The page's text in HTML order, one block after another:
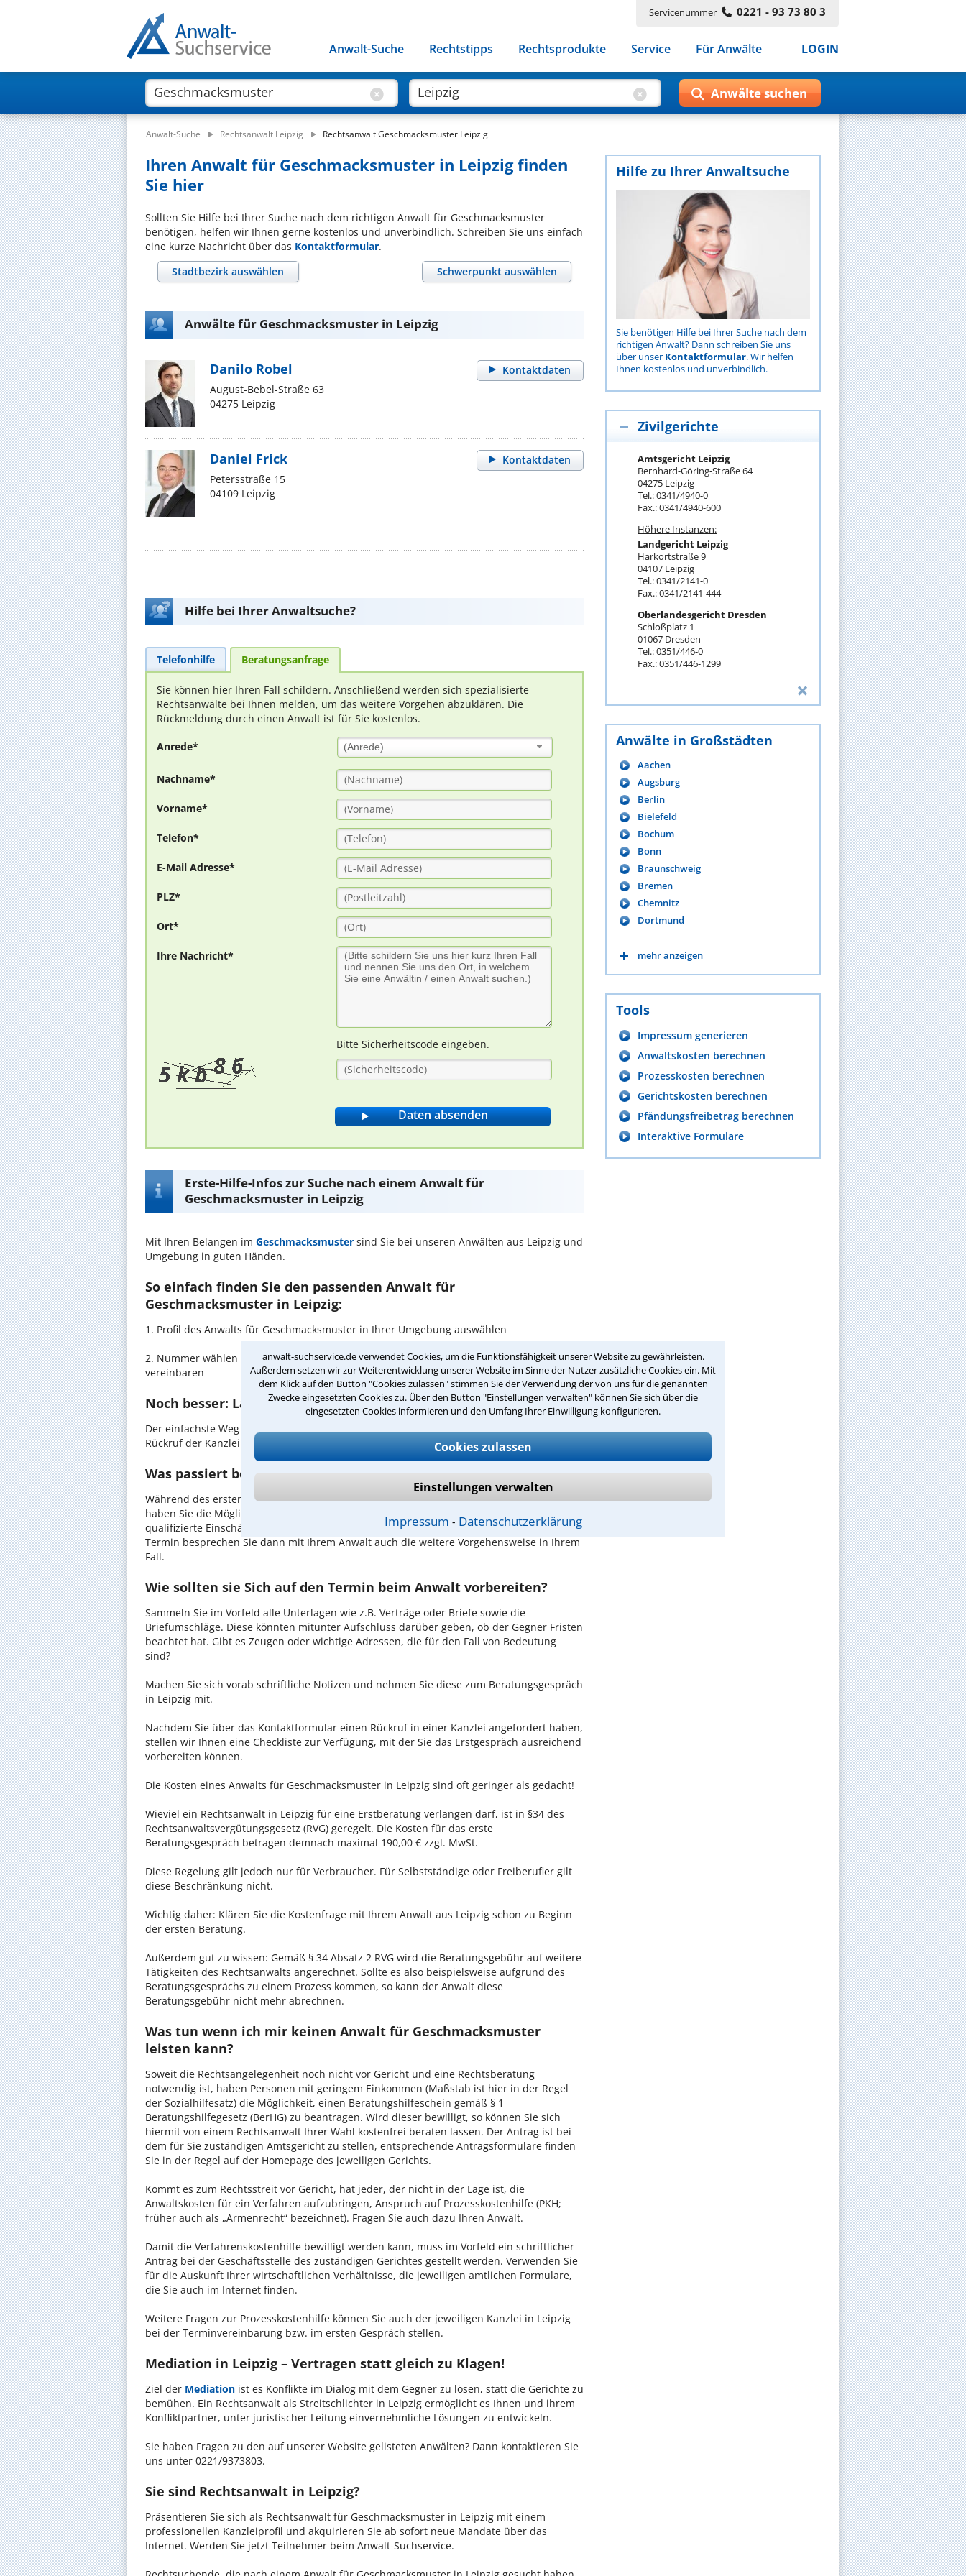
anwalt-suchservice.de verwendet Cookies, um die Funktionsfähigkeit unserer Website zu gewährleisten.
Außerdem setzen wir zur Weiterentwicklung unserer Website im Sinne der Nutzer zusätzliche Cookies ein. Mit
dem Klick auf den Button "Cookies zulassen" stimmen Sie der Verwendung der von uns für die genannten
Zwecke eingesetzten Cookies zu. Über den Button "Einstellungen verwalten" können Sie sich über die
eingesetzten Cookies informieren und den Umfang Ihrer Einwilligung konfigurieren.
Cookies zulassen
Einstellungen verwalten
Impressum ⁃ Datenschutzerklärung
Servicenummer 0221 - 93 73 80 3
Anwalt-Suche Rechtstipps Rechtsprodukte Service Für Anwälte LOGIN
Anwalt-Suche Rechtsanwalt Leipzig Rechtsanwalt Geschmacksmuster Leipzig
Ihren Anwalt für Geschmacksmuster in Leipzig finden
Sie hier
Sollten Sie Hilfe bei Ihrer Suche nach dem richtigen Anwalt für Geschmacksmuster
benötigen, helfen wir Ihnen gerne kostenlos und unverbindlich. Schreiben Sie uns einfach
eine kurze Nachricht über das Kontaktformular.
Stadtbezirk auswählen
Schwerpunkt auswählen
Anwälte für Geschmacksmuster in Leipzig
Kontaktdaten
Danilo Robel
August-Bebel-Straße 63
04275 Leipzig
Kontaktdaten
Daniel Frick
Petersstraße 15
04109 Leipzig
Hilfe bei Ihrer Anwaltsuche?
Telefonhilfe Beratungsanfrage
Sie können hier Ihren Fall schildern. Anschließend werden sich spezialisierte
Rechtsanwälte bei Ihnen melden, um das weitere Vorgehen abzuklären. Die
Rückmeldung durch einen Anwalt ist für Sie kostenlos.
Anrede* (Anrede)
Nachname*
Vorname*
Telefon*
E-Mail Adresse*
PLZ*
Ort*
Ihre Nachricht*
Bitte Sicherheitscode eingeben.
Erste-Hilfe-Infos zur Suche nach einem Anwalt für
Geschmacksmuster in Leipzig
Mit Ihren Belangen im Geschmacksmuster sind Sie bei unseren Anwälten aus Leipzig und
Umgebung in guten Händen.
So einfach finden Sie den passenden Anwalt für
Geschmacksmuster in Leipzig:
1. Profil des Anwalts für Geschmacksmuster in Ihrer Umgebung auswählen
2. Nummer wählen und direkt mit der Kanzlei in Leipzig einen Beratungstermin
vereinbaren
Noch besser: Lassen Sie sich zurückrufen
Der einfachste Weg zum Anwalt in Leipzig ist es, über unser Kontaktformular einen
Rückruf der Kanzlei anzufordern - probieren Sie es gleich aus.
Was passiert beim anwaltlichen Erstgespräch in Leipzig?
Während des ersten Gesprächs mit Ihrem Rechtsanwalt für Geschmacksmuster in Leipzig
haben Sie die Möglichkeit, in Ruhe den Sachverhalt zu schildern, sodass Sie eine
qualifizierte Einschätzung zu Ihrem Fall und Ihren Erfolgsaussichten erhalten. In diesem
Termin besprechen Sie dann mit Ihrem Anwalt auch die weitere Vorgehensweise in Ihrem
Fall.
Wie sollten sie Sich auf den Termin beim Anwalt vorbereiten?
Sammeln Sie im Vorfeld alle Unterlagen wie z.B. Verträge oder Briefe sowie die
Briefumschläge. Diese könnten mitunter Aufschluss darüber geben, ob der Gegner Fristen
beachtet hat. Gibt es Zeugen oder wichtige Adressen, die für den Fall von Bedeutung
sind?
Machen Sie sich vorab schriftliche Notizen und nehmen Sie diese zum Beratungsgespräch
in Leipzig mit.
Nachdem Sie über das Kontaktformular einen Rückruf in einer Kanzlei angefordert haben,
stellen wir Ihnen eine Checkliste zur Verfügung, mit der Sie das Erstgespräch ausreichend
vorbereiten können.
Die Kosten eines Anwalts für Geschmacksmuster in Leipzig sind oft geringer als gedacht!
Wieviel ein Rechtsanwalt in Leipzig für eine Erstberatung verlangen darf, ist in §34 des
Rechtsanwaltsvergütungsgesetz (RVG) geregelt. Die Kosten für das erste
Beratungsgespräch betragen demnach maximal 190,00 € zzgl. MwSt.
Diese Regelung gilt jedoch nur für Verbraucher. Für Selbstständige oder Freiberufler gilt
diese Beschränkung nicht.
Wichtig daher: Klären Sie die Kostenfrage mit Ihrem Anwalt aus Leipzig schon zu Beginn
der ersten Beratung.
Außerdem gut zu wissen: Gemäß § 34 Absatz 2 RVG wird die Beratungsgebühr auf weitere
Tätigkeiten des Rechtsanwalts angerechnet. Sollte es also beispielsweise aufgrund des
Beratungsgesprächs zu einem Prozess kommen, so kann der Anwalt diese
Beratungsgebühr nicht mehr abrechnen.
Was tun wenn ich mir keinen Anwalt für Geschmacksmuster
leisten kann?
Soweit die Rechtsangelegenheit noch nicht vor Gericht und eine Rechtsberatung
notwendig ist, haben Personen mit geringem Einkommen (Maßstab ist hier in der Regel
der Sozialhilfesatz) die Möglichkeit, einen Beratungshilfeschein gemäß § 1
Beratungshilfegesetz (BerHG) zu beantragen. Wird dieser bewilligt, so können Sie sich
hiermit von einem Rechtsanwalt Ihrer Wahl kostenfrei beraten lassen. Der Antrag ist bei
dem für Sie zuständigen Amtsgericht zu stellen, entsprechende Antragsformulare finden
Sie in der Regel auf der Homepage des jeweiligen Gerichts.
Kommt es zum Rechtsstreit vor Gericht, hat jeder, der nicht in der Lage ist, die
Anwaltskosten für ein Verfahren aufzubringen, Anspruch auf Prozesskostenhilfe (PKH;
früher auch als „Armenrecht“ bezeichnet). Fragen Sie auch dazu Ihren Anwalt.
Damit die Verfahrenskostenhilfe bewilligt werden kann, muss im Vorfeld ein schriftlicher
Antrag bei der Geschäftsstelle des zuständigen Gerichtes gestellt werden. Verwenden Sie
für die Auskunft Ihrer wirtschaftlichen Verhältnisse, die jeweiligen amtlichen Formulare,
die Sie auch im Internet finden.
Weitere Fragen zur Prozesskostenhilfe können Sie auch der jeweiligen Kanzlei in Leipzig
bei der Terminvereinbarung bzw. im ersten Gespräch stellen.
Mediation in Leipzig – Vertragen statt gleich zu Klagen!
Ziel der Mediation ist es Konflikte im Dialog mit dem Gegner zu lösen, statt die Gerichte zu
bemühen. Ein Rechtsanwalt als Streitschlichter in Leipzig ermöglicht es Ihnen und ihrem
Konfliktpartner, unter juristischer Leitung einvernehmliche Lösungen zu entwickeln.
Sie haben Fragen zu den auf unserer Website gelisteten Anwälten? Dann kontaktieren Sie
uns unter 0221/9373803.
Sie sind Rechtsanwalt in Leipzig?
Präsentieren Sie sich als Rechtsanwalt für Geschmacksmuster in Leipzig mit einem
professionellen Kanzleiprofil und akquirieren Sie ab sofort neue Mandate über das
Internet. Werden Sie jetzt Teilnehmer beim Anwalt-Suchservice.
Hilfe zu Ihrer Anwaltsuche
Sie benötigen Hilfe bei Ihrer Suche nach dem
richtigen Anwalt? Dann schreiben Sie uns
über unser Kontaktformular. Wir helfen
Ihnen kostenlos und unverbindlich.
Zivilgerichte
Amtsgericht Leipzig
Bernhard-Göring-Straße 64
04275 Leipzig
Tel.: 0341/4940-0
Fax.: 0341/4940-600
Höhere Instanzen:
Landgericht Leipzig
Harkortstraße 9
04107 Leipzig
Tel.: 0341/2141-0
Fax.: 0341/2141-444
Oberlandesgericht Dresden
Schloßplatz 1
01067 Dresden
Tel.: 0351/446-0
Fax.: 0351/446-1299
Anwälte in Großstädten
Aachen
Augsburg
Berlin
Bielefeld
Bochum
Bonn
Braunschweig
Bremen
Chemnitz
Dortmund
mehr anzeigen
Tools
Impressum generieren
Anwaltskosten berechnen
Prozesskosten berechnen
Gerichtskosten berechnen
Pfändungsfreibetrag berechnen
Interaktive Formulare